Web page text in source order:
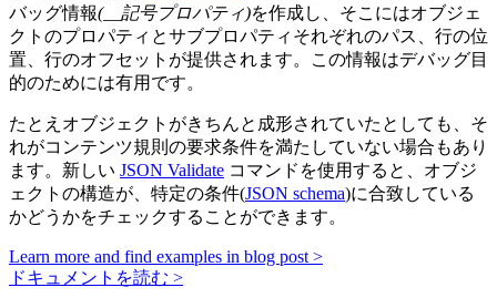
バッグ情報(__記号プロパティ)を作成し、そこにはオブジェ
クトのプロパティとサブプロパティそれぞれのパス、行の位
置、行のオフセットが提供されます。この情報はデバッグ目
的のためには有用です。
たとえオブジェクトがきちんと成形されていたとしても、そ
れがコンテンツ規則の要求条件を満たしていない場合もあり
ます。新しい JSON Validate コマンドを使用すると、オブジ
ェクトの構造が、特定の条件(JSON schema)に合致している
かどうかをチェックすることができます。
Learn more and find examples in blog post >
ドキュメントを読む >